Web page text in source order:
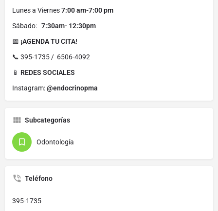
Lunes a Viernes7:00 am-7:00 pm
Sábado: 7:30am- 12:30pm
📅 ¡AGENDA TU CITA!
📞 395-1735 / 6506-4092
📱 REDES SOCIALES
Instagram:@endocrinopma
Subcategorías
Odontología
Teléfono
395-1735